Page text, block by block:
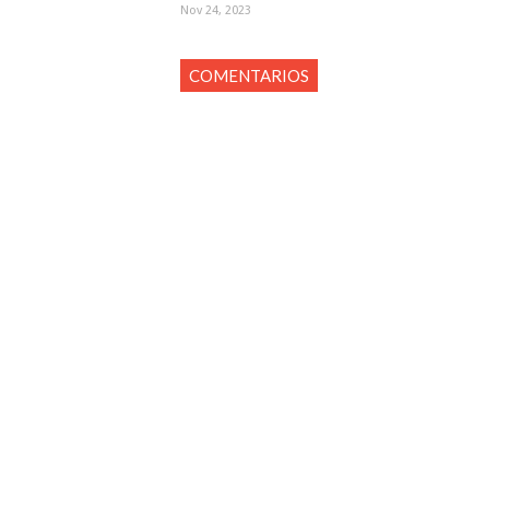
Nov 24, 2023
COMENTARIOS